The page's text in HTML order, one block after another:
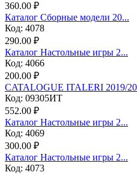
360.00 ₽
Каталог Сборные модели 20...
Код: 4078
290.00 ₽
Каталог Настольные игры 2...
Код: 4066
200.00 ₽
CATALOGUE ITALERI 2019/
Код: 09305ИТ
552.00 ₽
Каталог Настольные игры 2...
Код: 4069
300.00 ₽
Каталог Настольные игры 2...
Код: 4073